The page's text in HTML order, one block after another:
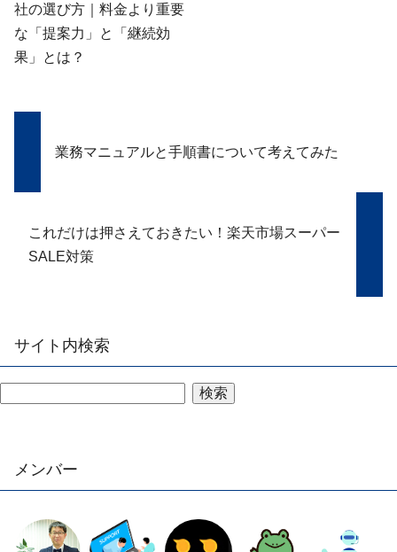
社の選び方｜料金より重要
な「提案力」と「継続効
果」とは？
業務マニュアルと手順書について考えてみた
これだけは押さえておきたい！楽天市場スーパー
SALE対策
サイト内検索
検索
メンバー